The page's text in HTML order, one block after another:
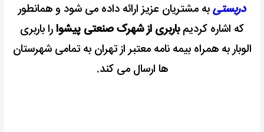
دربستیبه مشتریان عزیز ارائه داده می شود و همانطور
که اشاره کردیمباربری از شهرک صنعتی پیشوارا باربری
الوبار به همراه بیمه نامه معتبر از تهران به تمامی شهرستان
ها ارسال می کند.